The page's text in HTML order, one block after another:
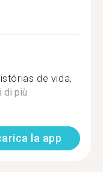
de vida,
di più
la app